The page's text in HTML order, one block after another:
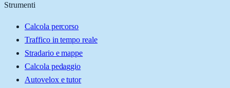
Strumenti
Calcola percorso
Traffico in tempo reale
Stradario e mappe
Calcola pedaggio
Autovelox e tutor